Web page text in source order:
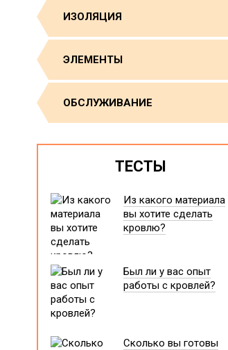
ИЗОЛЯЦИЯ
ЭЛЕМЕНТЫ
ОБСЛУЖИВАНИЕ
ТЕСТЫ
Из какого материала
вы хотите сделать
кровлю?
Был ли у вас опыт
работы с кровлей?
Сколько вы готовы